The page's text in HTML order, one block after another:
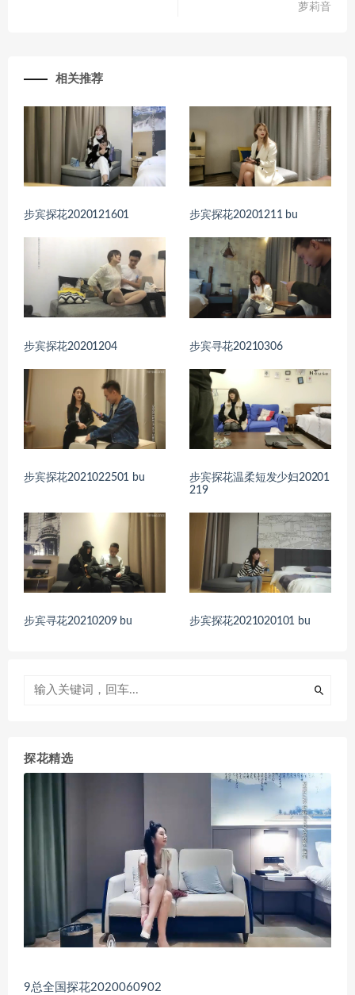
萝莉音
相关推荐
步宾探花2020121601 步宾探花20201211 bu
步宾探花20201204 步宾寻花20210306
步宾探花2021022501 bu
步宾探花温柔短发少妇20201
219
步宾寻花20210209 bu 步宾探花2021020101 bu
探花精选
9总全国探花2020060902